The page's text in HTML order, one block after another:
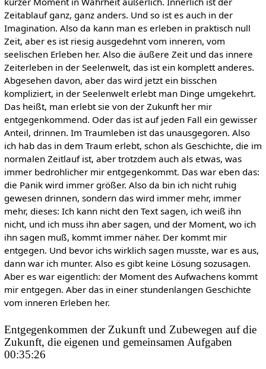
Zeitablauf ganz, ganz anders. Und so ist es auch in der
Imagination. Also da kann man es erleben in praktisch null
Zeit, aber es ist riesig ausgedehnt vom inneren, vom
seelischen Erleben her. Also die äußere Zeit und das innere
Zeiterleben in der Seelenwelt, das ist ein komplett anderes.
Abgesehen davon, aber das wird jetzt ein bisschen
kompliziert, in der Seelenwelt erlebt man Dinge umgekehrt.
Das heißt, man erlebt sie von der Zukunft her mir
entgegenkommend. Oder das ist auf jeden Fall ein gewisser
Anteil, drinnen. Im Traumleben ist das unausgegoren. Also
ich hab das in dem Traum erlebt, schon als Geschichte, die im
normalen Zeitlauf ist, aber trotzdem auch als etwas, was
immer bedrohlicher mir entgegenkommt. Das war eben das:
die Panik wird immer größer. Also da bin ich nicht ruhig
gewesen drinnen, sondern das wird immer mehr, immer
mehr, dieses: Ich kann nicht den Text sagen, ich weiß ihn
nicht, und ich muss ihn aber sagen, und der Moment, wo ich
ihn sagen muß, kommt immer näher. Der kommt mir
entgegen. Und bevor ichs wirklich sagen musste, war es aus,
dann war ich munter. Also es gibt keine Lösung sozusagen.
Aber es war eigentlich: der Moment des Aufwachens kommt
mir entgegen. Aber das in einer stundenlangen Geschichte
vom inneren Erleben her.
Entgegenkommen der Zukunft und Zubewegen auf die
Zukunft, die eigenen und gemeinsamen Aufgaben
00:35:26